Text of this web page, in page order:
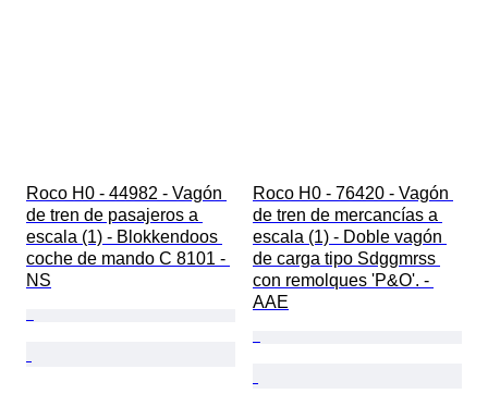
Roco H0 - 44982 - Vagón
de tren de pasajeros a
escala (1) - Blokkendoos
coche de mando C 8101 -
NS
Roco H0 - 76420 - Vagón
de tren de mercancías a
escala (1) - Doble vagón
de carga tipo Sdggmrss
con remolques 'P&O'. -
AAE